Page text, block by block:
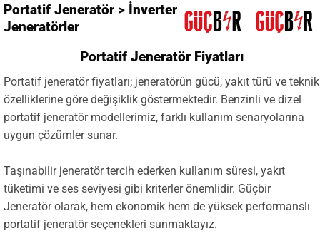
Portatif Jeneratör > İnverter
Jeneratörler
Portatif Jeneratör Fiyatları
Portatif jeneratör fiyatları; jeneratörün gücü, yakıt türü ve teknik
özelliklerine göre değişiklik göstermektedir. Benzinli ve dizel
portatif jeneratör modellerimiz, farklı kullanım senaryolarına
uygun çözümler sunar.
Taşınabilir jeneratör tercih ederken kullanım süresi, yakıt
tüketimi ve ses seviyesi gibi kriterler önemlidir. Güçbir
Jeneratör olarak, hem ekonomik hem de yüksek performanslı
portatif jeneratör seçenekleri sunmaktayız.